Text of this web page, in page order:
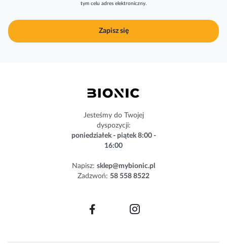
j
n
Zapisz się
tym celu adres elektroniczny.
Jesteśmy do Twojej
dyspozycji:
poniedziałek - piątek 8:00 -
16:00
Napisz: sklep@mybionic.pl
Zadzwoń: 58 558 8522